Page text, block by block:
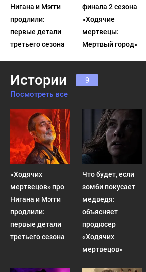
Нигана и Мэгги
продлили:
первые детали
третьего сезона
финала 2 сезона
«Ходячие
мертвецы:
Мертвый город»
Истории
9
Посмотреть все
«Ходячих
мертвецов» про
Нигана и Мэгги
продлили:
первые детали
третьего сезона
Что будет, если
зомби покусает
медведя:
объясняет
продюсер
«Ходячих
мертвецов»